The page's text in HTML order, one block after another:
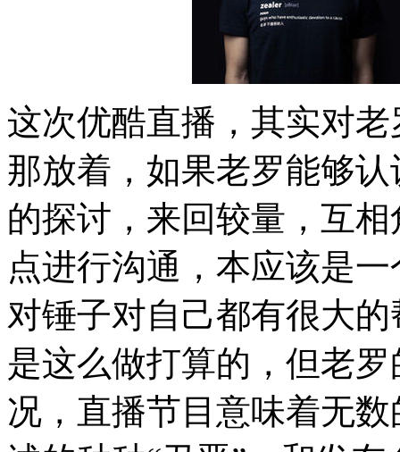
这次优酷直播，其实对
那放着，如果老罗能够
的探讨，来回较量，互
点进行沟通，本应该是
对锤子对自己都有很大
是这么做打算的，但老
况，直播节目意味着无